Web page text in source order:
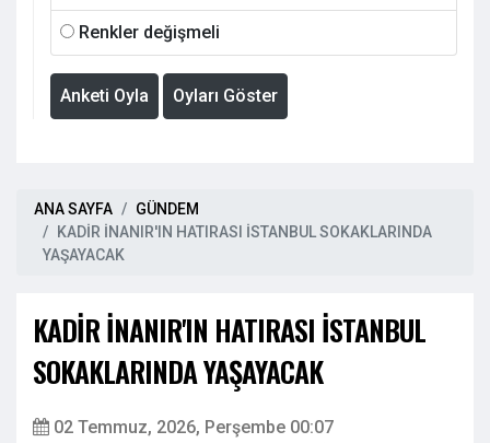
Renkler değişmeli
Anketi Oyla Oyları Göster
ANA SAYFA
GÜNDEM
KADİR İNANIR'IN HATIRASI İSTANBUL SOKAKLARINDA
YAŞAYACAK
KADİR İNANIR'IN HATIRASI İSTANBUL
SOKAKLARINDA YAŞAYACAK
02 Temmuz, 2026, Perşembe 00:07